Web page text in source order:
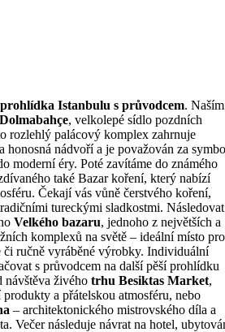
Istanbulu s průvodcem. Naším
, velkolepé sídlo pozdních
rozlehlý palácový komplex zahrnuje
honosná nádvoří a je považován za
moderní éry. Poté zavítáme do známého
také Bazar koření, který nabízí
Čekají vás vůně čerstvého koření,
tureckými sladkostmi. Následovat
Velkého bazaru, jednoho z největších a
komplexů na světě – ideální místo pro
či ručně vyráběné výrobky. Individuální
s průvodcem na další pěší prohlídku
návštěva živého trhu Besiktas Market,
a přátelskou atmosféru, nebo
– architektonického mistrovského díla a
Večer následuje návrat na hotel,